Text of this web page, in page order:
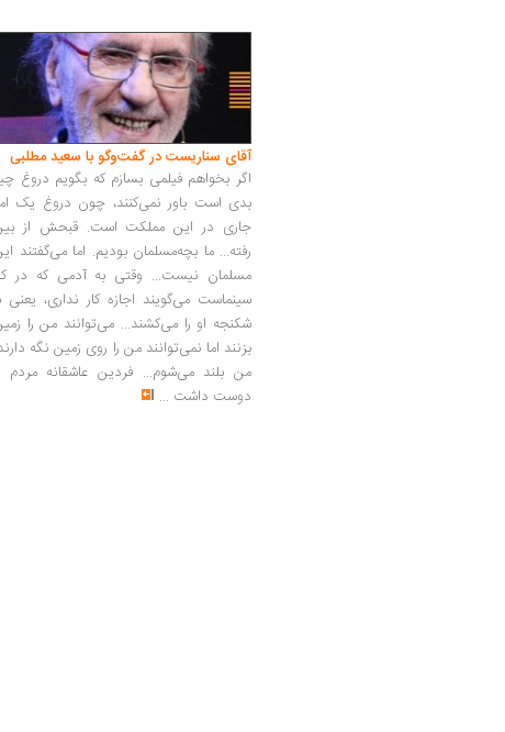
آقای سناریست در گفت‌وگو با سعید مطلبی
اگر بخواهم فیلمی بسازم که بگویم دروغ
بدی است باور نمی‌کنند، چون دروغ یک
جاری در این مملکت است. قبحش از
رفته... ما بچه‌مسلمان بودیم. اما می‌گفتند
مسلمان نیست... وقتی به آدمی که در
سینماست می‌گویند اجازه کار نداری، یعنی
شکنجه او را می‌کشند... می‌توانند من را
بزنند اما نمی‌توانند من را روی زمین نگه
من بلند می‌شوم... فردین عاشقانه مردم
دوست داشت ...